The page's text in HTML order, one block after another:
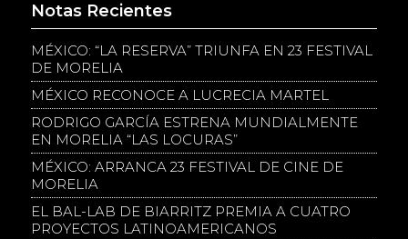
Notas Recientes
MÉXICO: “LA RESERVA” TRIUNFA EN 23 FESTIVAL
DE MORELIA
MÉXICO RECONOCE A LUCRECIA MARTEL
RODRIGO GARCÍA ESTRENA MUNDIALMENTE
EN MORELIA “LAS LOCURAS”
MÉXICO: ARRANCA 23 FESTIVAL DE CINE DE
MORELIA
EL BAL-LAB DE BIARRITZ PREMIA A CUATRO
PROYECTOS LATINOAMERICANOS